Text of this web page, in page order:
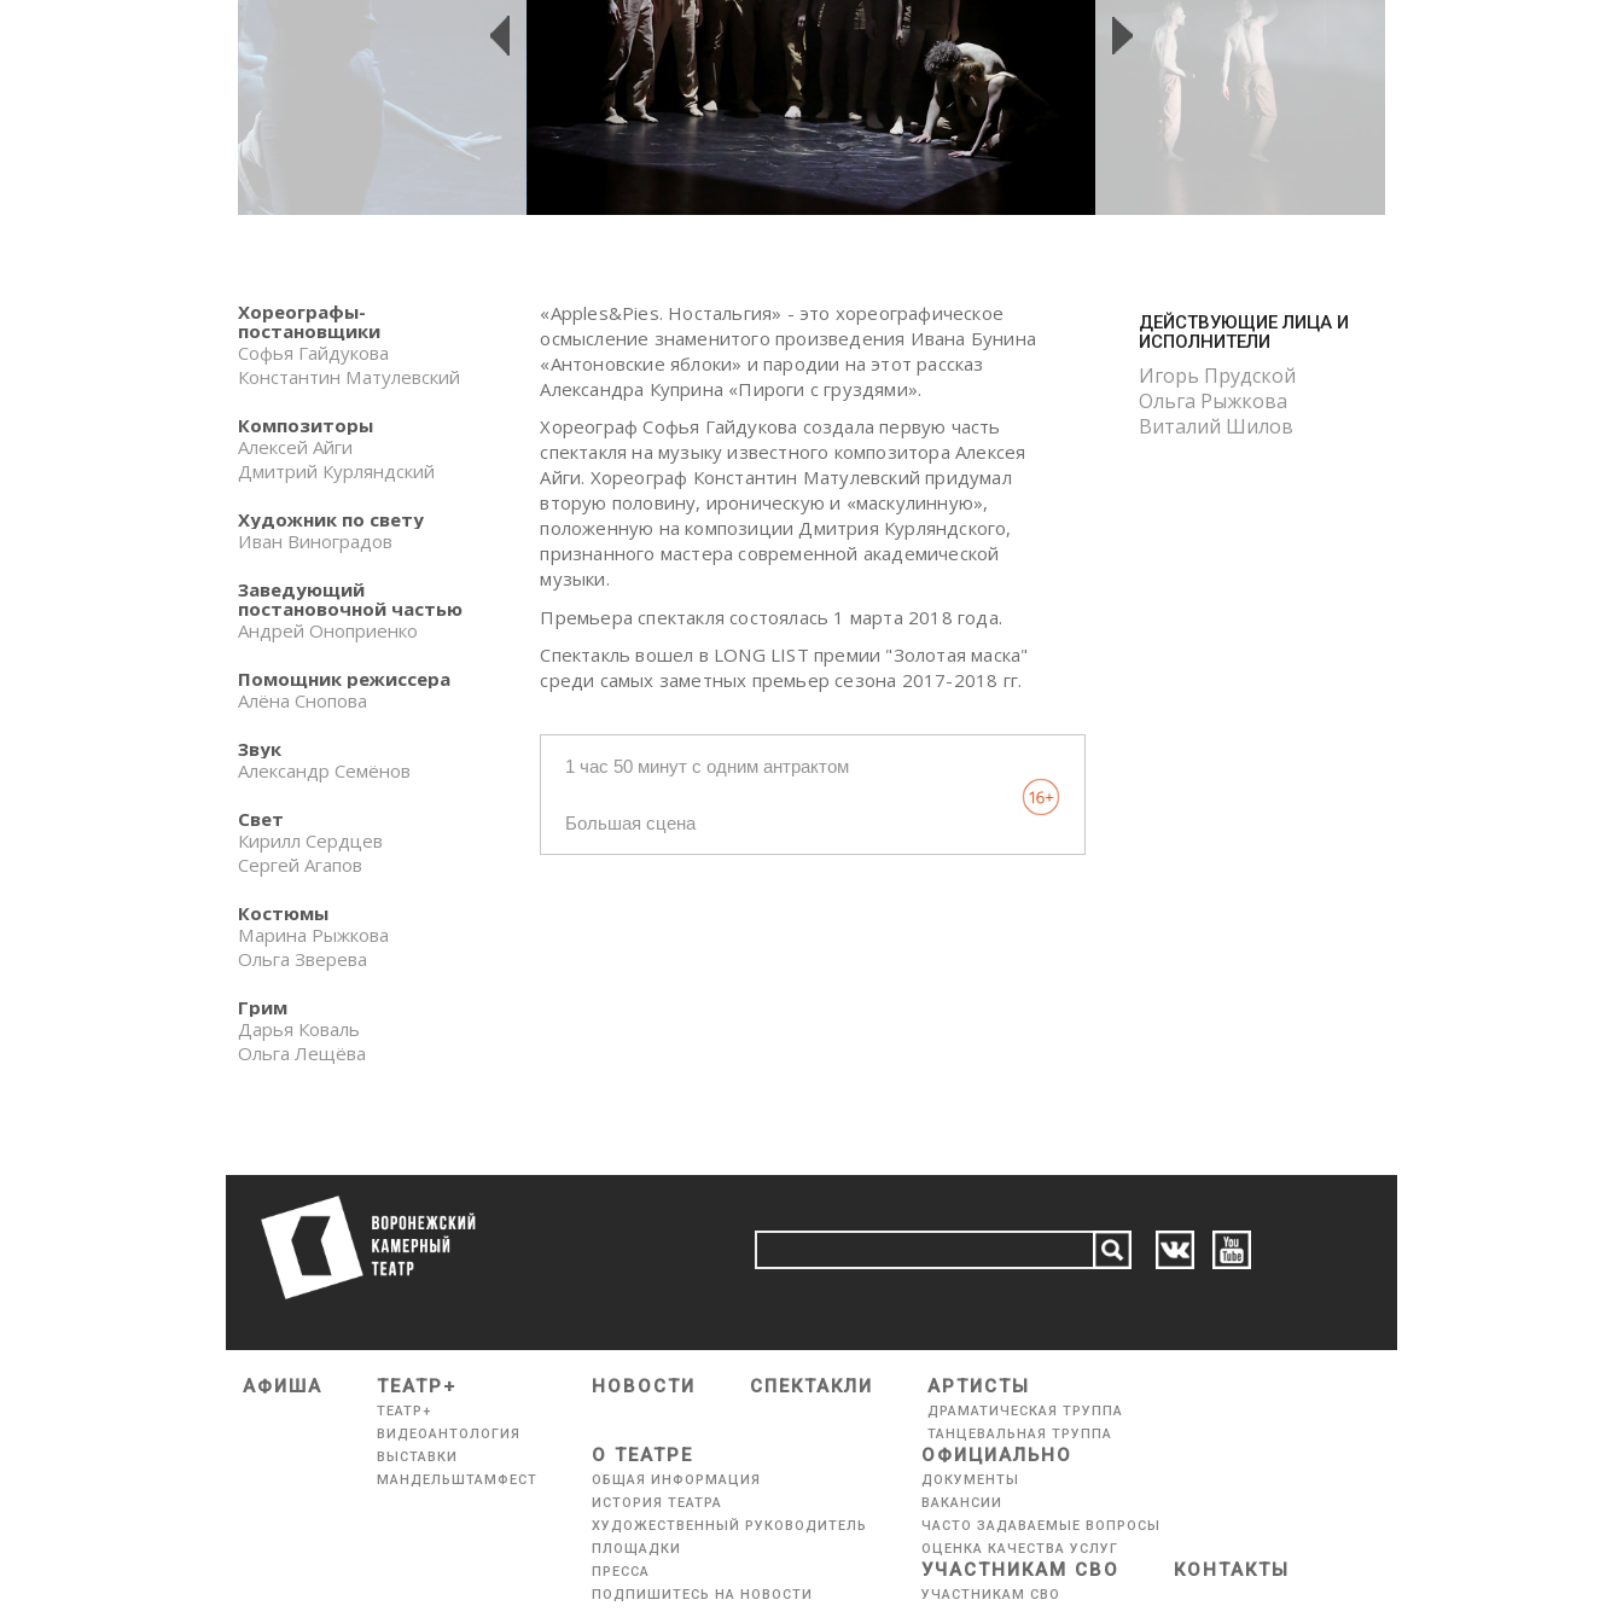
Хореографы-
постановщики
Софья Гайдукова
Константин Матулевский
Композиторы
Алексей Айги
Дмитрий Курляндский
Художник по свету
Иван Виноградов
Заведующий
постановочной частью
Андрей Оноприенко
Помощник режиссера
Алёна Снопова
Звук
Александр Семёнов
Свет
Кирилл Сердцев
Сергей Агапов
Костюмы
Марина Рыжкова
Ольга Зверева
Грим
Дарья Коваль
Ольга Лещёва
«Apples&Pies. Ностальгия» - это хореографическое
осмысление знаменитого произведения Ивана Бунина
«Антоновские яблоки» и пародии на этот рассказ
Александра Куприна «Пироги с груздями».
Хореограф Софья Гайдукова создала первую часть
спектакля на музыку известного композитора Алексея
Айги. Хореограф Константин Матулевский придумал
вторую половину, ироническую и «маскулинную»,
положенную на композиции Дмитрия Курляндского,
признанного мастера современной академической
музыки.
Премьера спектакля состоялась 1 марта 2018 года.
Спектакль вошел в LONG LIST премии "Золотая маска"
среди самых заметных премьер сезона 2017-2018 гг.
1 час 50 минут c одним антрактом
Большая сцена
ДЕЙСТВУЮЩИЕ ЛИЦА И
ИСПОЛНИТЕЛИ
Игорь Прудской
Ольга Рыжкова
Виталий Шилов
АФИША ТЕАТР+
ТЕАТР+
ВИДЕОАНТОЛОГИЯ
ВЫСТАВКИ
МАНДЕЛЬШТАМФЕСТ
НОВОСТИ СПЕКТАКЛИ АРТИСТЫ
ДРАМАТИЧЕСКАЯ ТРУППА
ТАНЦЕВАЛЬНАЯ ТРУППА
О ТЕАТРЕ
ОБЩАЯ ИНФОРМАЦИЯ
ИСТОРИЯ ТЕАТРА
ХУДОЖЕСТВЕННЫЙ РУКОВОДИТЕЛЬ
ПЛОЩАДКИ
ПРЕССА
ПОДПИШИТЕСЬ НА НОВОСТИ
ОФИЦИАЛЬНО
ДОКУМЕНТЫ
ВАКАНСИИ
ЧАСТО ЗАДАВАЕМЫЕ ВОПРОСЫ
ОЦЕНКА КАЧЕСТВА УСЛУГ
УЧАСТНИКАМ СВО
УЧАСТНИКАМ СВО
КОНТАКТЫ